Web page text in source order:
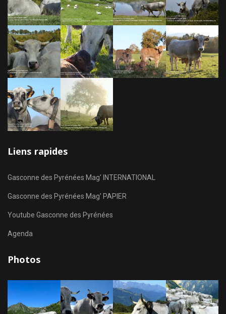
Liens rapides
Gasconne des Pyrénées Mag' INTERNATIONAL
Gasconne des Pyrénées Mag' PAPIER
Youtube Gasconne des Pyrénées
Agenda
Photos